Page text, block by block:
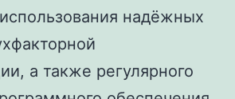
надёжных
а также регулярного